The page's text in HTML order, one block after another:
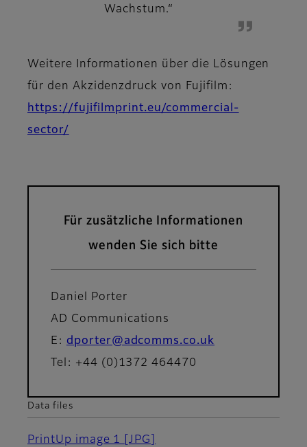
Wachstum.“
Weitere Informationen über die Lösungen
für den Akzidenzdruck von Fujifilm:
https://fujifilmprint.eu/commercial-
sector/
Für zusätzliche Informationen
wenden Sie sich bitte
Daniel Porter
AD Communications
E: dporter@adcomms.co.uk
Tel: +44 (0)1372 464470
Data files
PrintUp image 1 [JPG]